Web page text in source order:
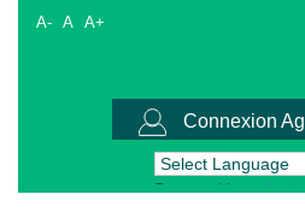
A- A A+
Connexion
Powered by